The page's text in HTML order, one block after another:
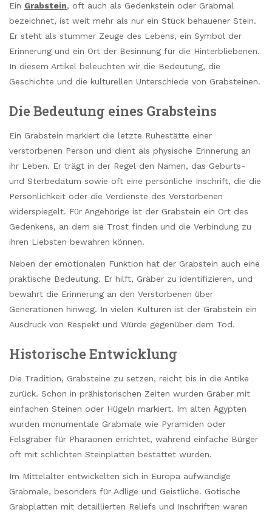
Ein Grabstein, oft auch als Gedenkstein oder Grabmal
bezeichnet, ist weit mehr als nur ein Stück behauener Stein.
Er steht als stummer Zeuge des Lebens, ein Symbol der
Erinnerung und ein Ort der Besinnung für die Hinterbliebenen.
In diesem Artikel beleuchten wir die Bedeutung, die
Geschichte und die kulturellen Unterschiede von Grabsteinen.
Die Bedeutung eines Grabsteins
Ein Grabstein markiert die letzte Ruhestätte einer
verstorbenen Person und dient als physische Erinnerung an
ihr Leben. Er trägt in der Regel den Namen, das Geburts-
und Sterbedatum sowie oft eine persönliche Inschrift, die die
Persönlichkeit oder die Verdienste des Verstorbenen
widerspiegelt. Für Angehörige ist der Grabstein ein Ort des
Gedenkens, an dem sie Trost finden und die Verbindung zu
ihren Liebsten bewahren können.
Neben der emotionalen Funktion hat der Grabstein auch eine
praktische Bedeutung. Er hilft, Gräber zu identifizieren, und
bewahrt die Erinnerung an den Verstorbenen über
Generationen hinweg. In vielen Kulturen ist der Grabstein ein
Ausdruck von Respekt und Würde gegenüber dem Tod.
Historische Entwicklung
Die Tradition, Grabsteine zu setzen, reicht bis in die Antike
zurück. Schon in prähistorischen Zeiten wurden Gräber mit
einfachen Steinen oder Hügeln markiert. Im alten Ägypten
wurden monumentale Grabmale wie Pyramiden oder
Felsgräber für Pharaonen errichtet, während einfache Bürger
oft mit schlichten Steinplatten bestattet wurden.
Im Mittelalter entwickelten sich in Europa aufwändige
Grabmale, besonders für Adlige und Geistliche. Gotische
Grabplatten mit detaillierten Reliefs und Inschriften waren